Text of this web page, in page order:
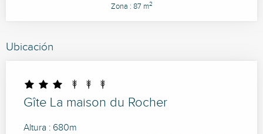
Zona : 87 m2
Ubicación
Gîte La maison du Rocher
Altura : 680m